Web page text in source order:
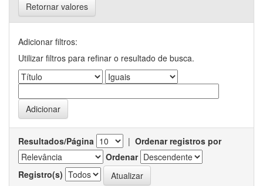
Retornar valores
Adicionar filtros:
Utilizar filtros para refinar o resultado de busca.
Resultados/Página | Ordenar registros por
Ordenar
Registro(s)